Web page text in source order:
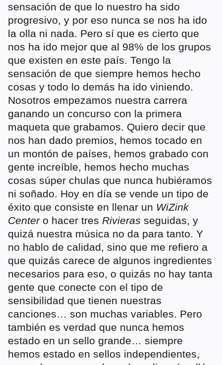
sensación de que lo nuestro ha sido
progresivo, y por eso nunca se nos ha ido
la olla ni nada. Pero sí que es cierto que
nos ha ido mejor que al 98% de los grupos
que existen en este país. Tengo la
sensación de que siempre hemos hecho
cosas y todo lo demás ha ido viniendo.
Nosotros empezamos nuestra carrera
ganando un concurso con la primera
maqueta que grabamos. Quiero decir que
nos han dado premios, hemos tocado en
un montón de países, hemos grabado con
gente increíble, hemos hecho muchas
cosas súper chulas que nunca hubiéramos
ni soñado. Hoy en día se vende un tipo de
éxito que consiste en llenar un WiZink
Centero hacer tres Rivieras seguidas, y
quizá nuestra música no da para tanto. Y
no hablo de calidad, sino que me refiero a
que quizás carece de algunos ingredientes
necesarios para eso, o quizás no hay tanta
gente que conecte con el tipo de
sensibilidad que tienen nuestras
canciones… son muchas variables. Pero
también es verdad que nunca hemos
estado en un sello grande… siempre
hemos estado en sellos independientes,